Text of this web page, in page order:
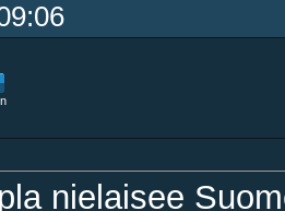
nielaisee